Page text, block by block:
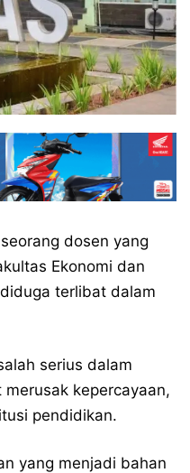
dosen yang
Ekonomi dan
terlibat dalam
serius dalam
kepercayaan,
pendidikan.
yang menjadi bahan